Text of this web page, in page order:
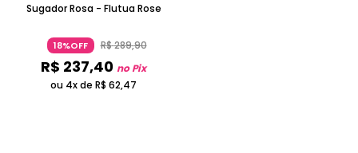
Sugador Rosa - Flutua Rose
18%OFF R$289,90
R$ 237,40 no Pix
ou 4x de R$ 62,47